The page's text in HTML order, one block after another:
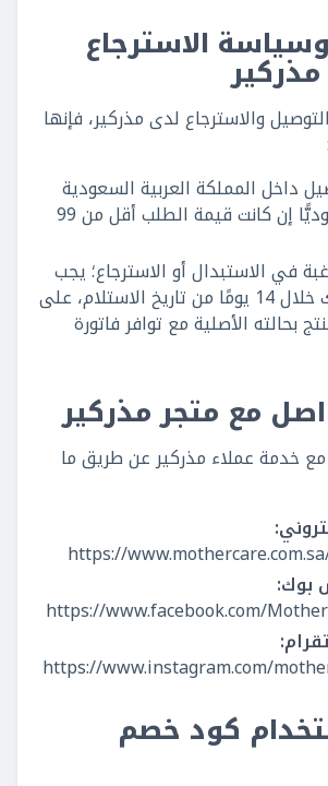
الاسترجاع
والاسترجاع لدى مذركير، فإنها
داخل المملكة العربية السعودية
30 ريالًا سعوديًّا إن كانت قيمة الطلب أقل من 99
في الاستبدال أو الاسترجاع؛ يجب
أن يكون ذلك خلال 14 يومًا من تاريخ الاستلام، على
بحالته الأصلية مع توافر فاتورة
مع متجر مذركير
مع خدمة عملاء مذركير عن طريق ما
https://
بوك:
https://www.facebook.com/
https://www.instagram.com/
كود خصم